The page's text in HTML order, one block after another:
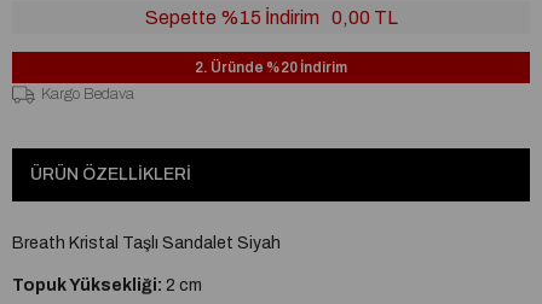
Sepette %15 İndirim 0,00 TL
2. Üründe %20 İndirim
Kargo Bedava
ÜRÜN ÖZELLIKLERI
Breath Kristal Taşlı Sandalet Siyah
Topuk Yüksekliği: 2 cm